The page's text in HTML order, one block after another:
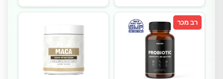
רב מכר